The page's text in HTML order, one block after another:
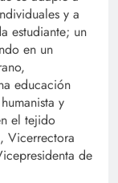
y a
estudiante; un
en un
educación
y
el tejido
Vicerrectora
de